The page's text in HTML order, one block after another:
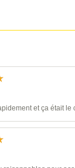
et ça était le